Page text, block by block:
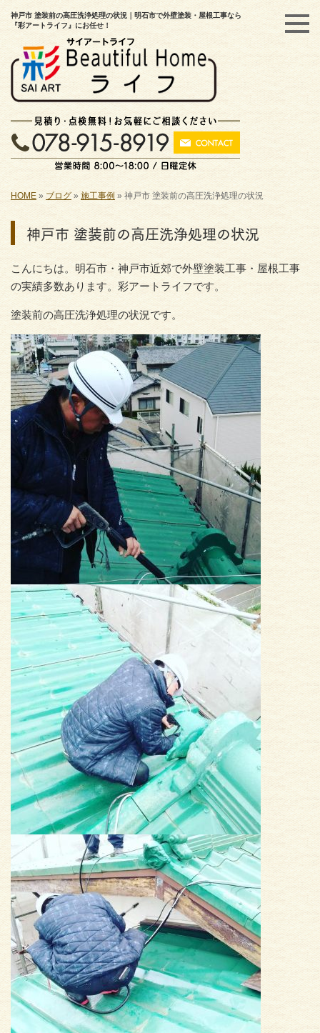
神戸市 塗装前の高圧洗浄処理の状況｜明石市で外壁塗装・屋根工事なら
『彩アートライフ』にお任せ！
HOME » ブログ » 施工事例 »神戸市 塗装前の高圧洗浄処理の状況
神戸市 塗装前の高圧洗浄処理の状況
こんにちは。明石市・神戸市近郊で外壁塗装工事・屋根工事
の実績多数あります。彩アートライフです。
塗装前の高圧洗浄処理の状況です。